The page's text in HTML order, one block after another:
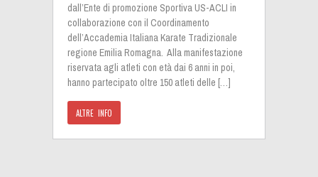
dall’Ente di promozione Sportiva US-ACLI in
collaborazione con il Coordinamento
dell’Accademia Italiana Karate Tradizionale
regione Emilia Romagna. Alla manifestazione
riservata agli atleti con età dai 6 anni in poi,
hanno partecipato oltre 150 atleti delle […]
ALTRE INFO